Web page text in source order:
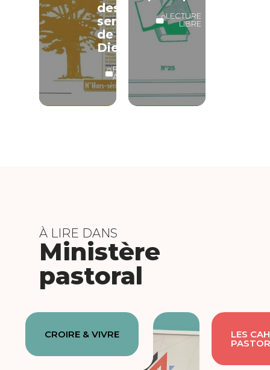
des
serviteurs
de
Dieu
RÉSERVÉ
ABONNÉS
LECTURE
LIBRE
À LIRE DANS
Ministère
pastoral
CROIRE & VIVRE LES